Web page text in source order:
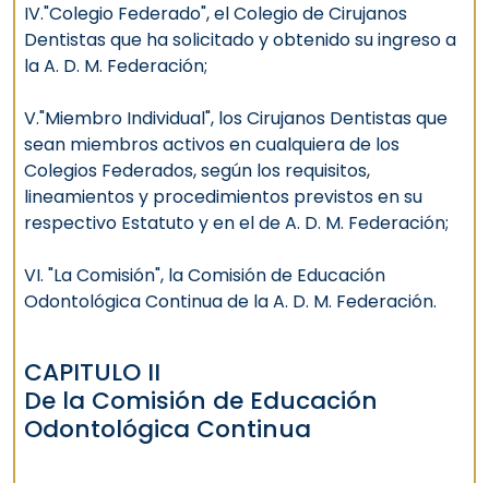
IV."Colegio Federado", el Colegio de Cirujanos
Dentistas que ha solicitado y obtenido su ingreso a
la A. D. M. Federación;
V."Miembro Individual", los Cirujanos Dentistas que
sean miembros activos en cualquiera de los
Colegios Federados, según los requisitos,
lineamientos y procedimientos previstos en su
respectivo Estatuto y en el de A. D. M. Federación;
VI. "La Comisión", la Comisión de Educación
Odontológica Continua de la A. D. M. Federación.
CAPITULO II
De la Comisión de Educación
Odontológica Continua